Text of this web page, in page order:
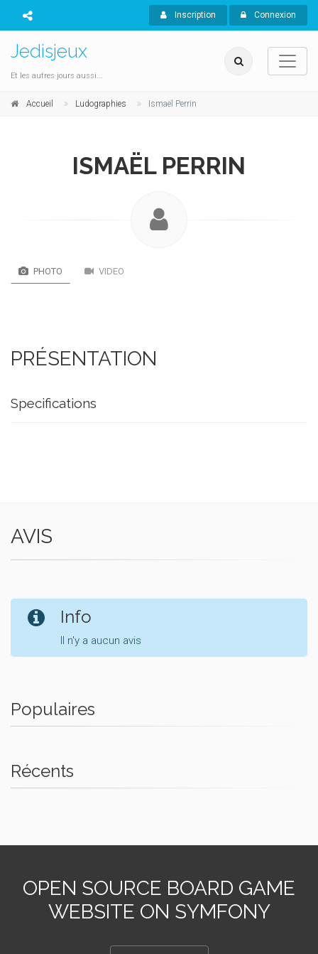
Inscription Connexion
Jedisjeux
Et les autres jours aussi...
Accueil Ludographies Ismaël Perrin
ISMAËL PERRIN
PHOTO VIDEO
PRÉSENTATION
Specifications
AVIS
Info
Il n'y a aucun avis
Populaires
Récents
OPEN SOURCE BOARD GAME
WEBSITE ON SYMFONY